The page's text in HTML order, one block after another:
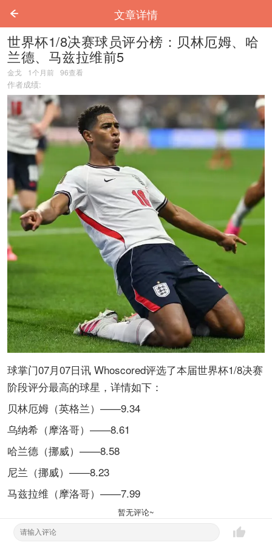
文章详情
世界杯1/8决赛球员评分榜：贝林厄姆、哈
兰德、马兹拉维前5
金戈 1个月前 96查看
作者成绩:
球掌门07月07日讯 Whoscored评选了本届世界杯1/8决赛
阶段评分最高的球星，详情如下：
贝林厄姆（英格兰）——9.34
乌纳希（摩洛哥）——8.61
哈兰德（挪威）——8.58
尼兰（挪威）——8.23
马兹拉维（摩洛哥）——7.99
暂无评论~